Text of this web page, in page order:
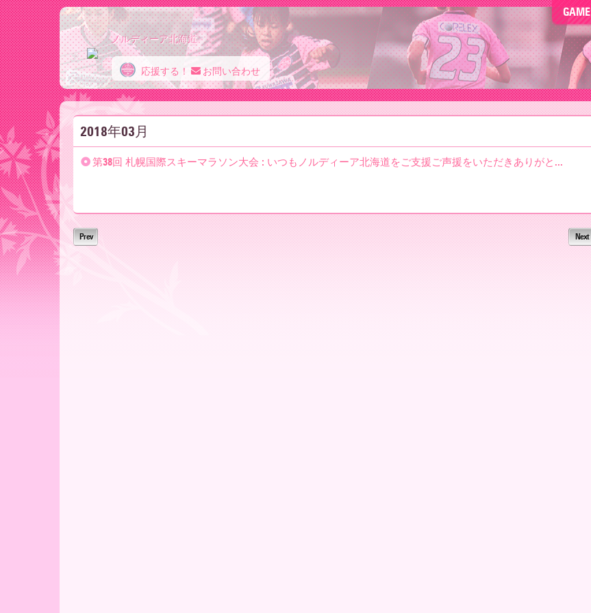
GAME
ノ
ル
デ
ィ
ノルディーア北海道
応援する！ お問い合わせ
2018年03月
第38回 札幌国際スキーマラソン大会 : いつもノルディーア北海道をご支援ご声援をいただきありがと...
Prev Next